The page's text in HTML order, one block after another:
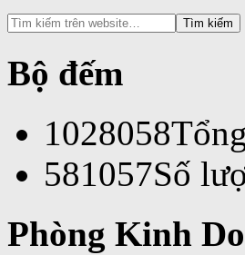
Bộ đếm
1028058
581057Số
Phòng Kinh